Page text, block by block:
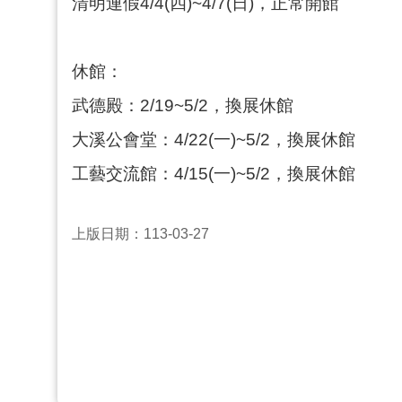
休館：
武德殿：2/19~5/2，換展休館
大溪公會堂：4/22(一)~5/2，換展休館
工藝交流館：4/15(一)~5/2，換展休館
上版日期：113-03-27